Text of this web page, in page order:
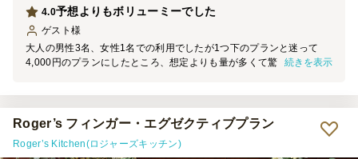
予想よりもボリューミーでした
4.0
ゲスト 様
大人の男性3名、女性1名での利用でしたが1つ下のプランと迷って
4,000円のプランにしたところ、想定よりも量が多くて驚きました。
べられる、食べられないの判断が難しかったので、そこがわかりやす
い紙の案内1枚あると嬉しかったです。
続きを表示
Roger’s フィンガー・エグゼクティブプラン
Roger’s Kitchen(ロジャーズキッチン)